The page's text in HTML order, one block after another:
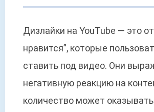
Дизлайки на YouTube — это
нравится”, которые
ставить под видео. Они
негативную реакцию на
количество может